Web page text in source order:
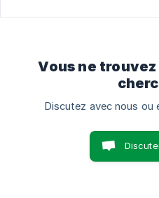
Vous ne
Discutez avec nous ou